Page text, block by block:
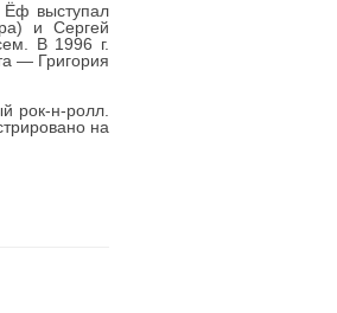
Ёф выступал
и Сергей
В 1996 г.
— Григория
рок-н-ролл.
на